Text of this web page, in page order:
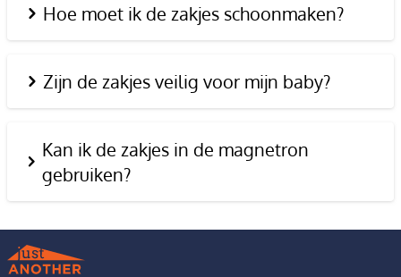
Hoe moet ik de zakjes schoonmaken?
Zijn de zakjes veilig voor mijn baby?
Kan ik de zakjes in de magnetron
gebruiken?